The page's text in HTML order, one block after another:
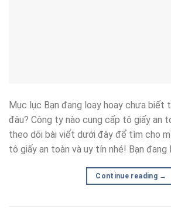
Mục lục Bạn đang loay hoay chưa biết
đâu? Công ty nào cung cấp tô giấy an
theo dõi bài viết dưới đây để tìm cho
tô giấy an toàn và uy tín nhé! Bạn đang
Continue reading →